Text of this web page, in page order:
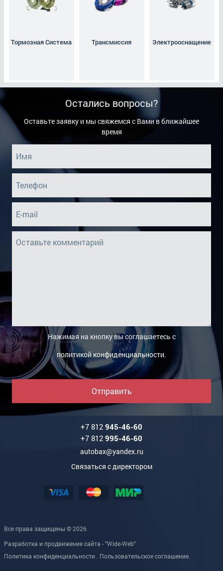
Тормозная Система Трансмиссия Электрооснащение
Остались вопросы?
Оставьте заявку и мы свяжемся с Вами в ближайшее
время
Нажимая на кнопку вы соглашаетесь с
политикой конфиденциальности.
Отправить
+7 812 945-46-60
+7 812 995-46-60
autobax@yandex.ru
Связаться с директором
Все права защищены © 2026
Разработка и продвижение сайта - "Wide-Web"
Политика конфиденциальности . Пользовательское соглашение.